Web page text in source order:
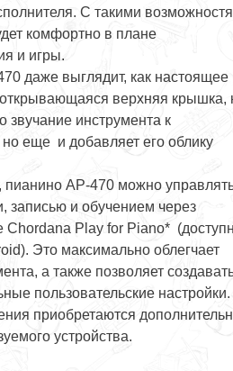
С такими
комфортно в плане
и игры.
даже выглядит, как настоящее
открывающаяся верхняя крышка,
звучание инструмента к
но еще и добавляет его облику
пианино AP-470 можно
записью и обучением через
Play for Piano*
Это максимально облегчает
а также позволяет
пользовательские настройки.
приобретаются
устройства.